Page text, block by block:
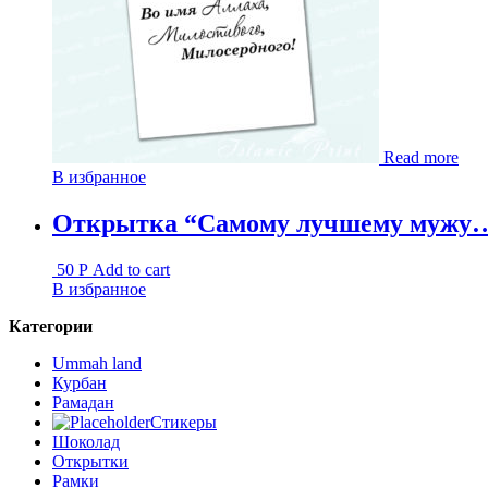
Read more
В избранное
Открытка “Самому лучшему
50 Р Add to cart
В избранное
Категории
Ummah land
Курбан
Рамадан
Стикеры
Шоколад
Открытки
Рамки